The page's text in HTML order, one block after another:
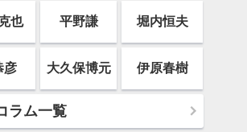
也 平野謙 堀内恒夫
彦 大久保博元 伊原春樹
ラム一覧